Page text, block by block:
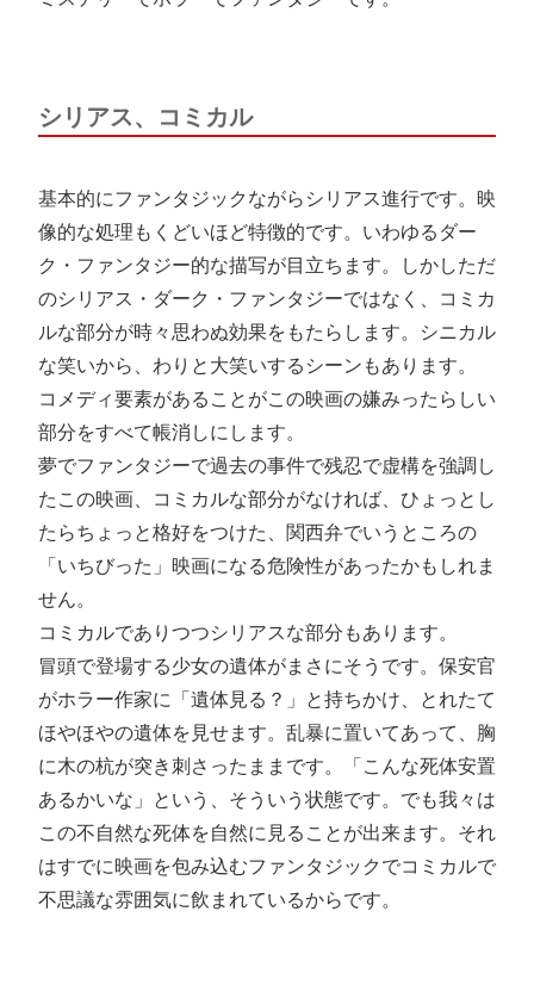
シリアス、コミカル
基本的にファンタジックながらシリアス進行です。映
像的な処理もくどいほど特徴的です。いわゆるダー
ク・ファンタジー的な描写が目立ちます。しかしただ
のシリアス・ダーク・ファンタジーではなく、コミカ
ルな部分が時々思わぬ効果をもたらします。シニカル
な笑いから、わりと大笑いするシーンもあります。
コメディ要素があることがこの映画の嫌みったらしい
部分をすべて帳消しにします。
夢でファンタジーで過去の事件で残忍で虚構を強調し
たこの映画、コミカルな部分がなければ、ひょっとし
たらちょっと格好をつけた、関西弁でいうところの
「いちびった」映画になる危険性があったかもしれま
せん。
コミカルでありつつシリアスな部分もあります。
冒頭で登場する少女の遺体がまさにそうです。保安官
がホラー作家に「遺体見る？」と持ちかけ、とれたて
ほやほやの遺体を見せます。乱暴に置いてあって、胸
に木の杭が突き刺さったままです。「こんな死体安置
あるかいな」という、そういう状態です。でも我々は
この不自然な死体を自然に見ることが出来ます。それ
はすでに映画を包み込むファンタジックでコミカルで
不思議な雰囲気に飲まれているからです。